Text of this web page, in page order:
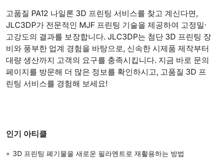
고품질 PA12 나일론 3D 프린팅 서비스를 찾고 계신다면,
JLC3DP가 전문적인 MJF 프린팅 기술을 제공하여 고정밀·
고강도의 결과를 보장합니다. JLC3DP는 첨단 3D 프린팅 장
비와 풍부한 업계 경험을 바탕으로, 신속한 시제품 제작부터
대량 생산까지 고객의 요구를 충족시킵니다. 지금 바로 문의
페이지를 방문해 더 많은 정보를 확인하시고, 고품질 3D 프
린팅 서비스를 경험해 보세요!
인기 아티클
• 3D 프린팅 폐기물을 새로운 필라멘트로 재활용하는 방법